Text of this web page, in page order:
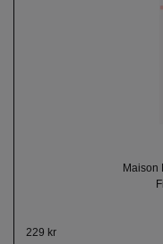
Maison
229 kr